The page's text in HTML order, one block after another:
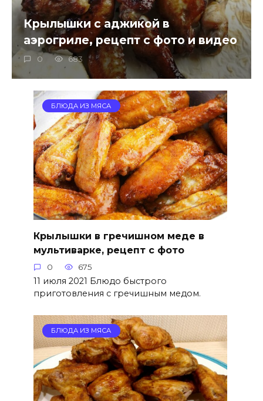
Крылышки с аджикой в
аэрогриле, рецепт с фото и видео
0 683
БЛЮДА ИЗ МЯСА
Крылышки в гречишном меде в
мультиварке, рецепт с фото
0 675
11 июля 2021 Блюдо быстрого
приготовления с гречишным медом.
БЛЮДА ИЗ МЯСА